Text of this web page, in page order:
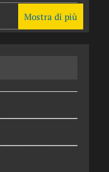
Mostra di più